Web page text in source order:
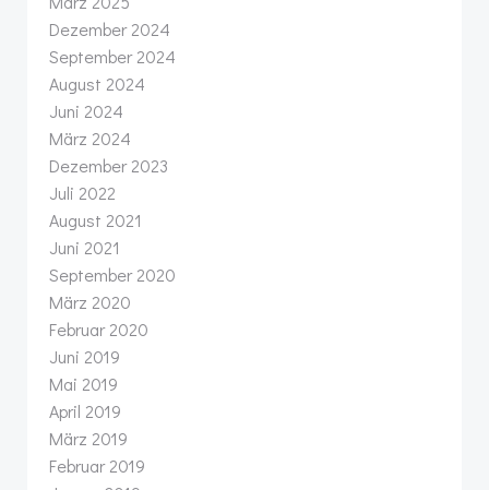
Dezember 2024
September 2024
August 2024
Juni 2024
März 2024
Dezember 2023
Juli 2022
August 2021
Juni 2021
September 2020
März 2020
Februar 2020
Juni 2019
Mai 2019
April 2019
März 2019
Februar 2019